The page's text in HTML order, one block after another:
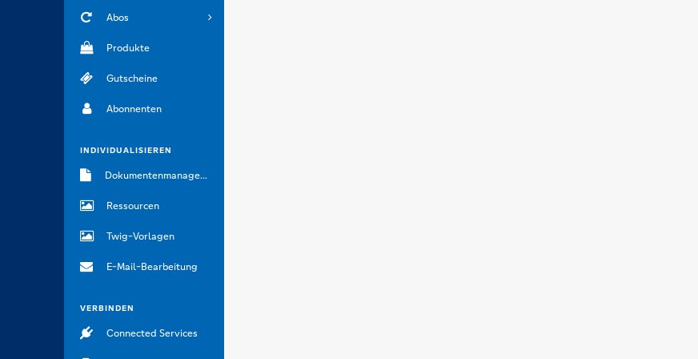
Abos
Produkte
Gutscheine
Abonnenten
INDIVIDUALISIEREN
Dokumentenmanagement
Ressourcen
Twig-Vorlagen
E-Mail-Bearbeitung
VERBINDEN
Connected Services